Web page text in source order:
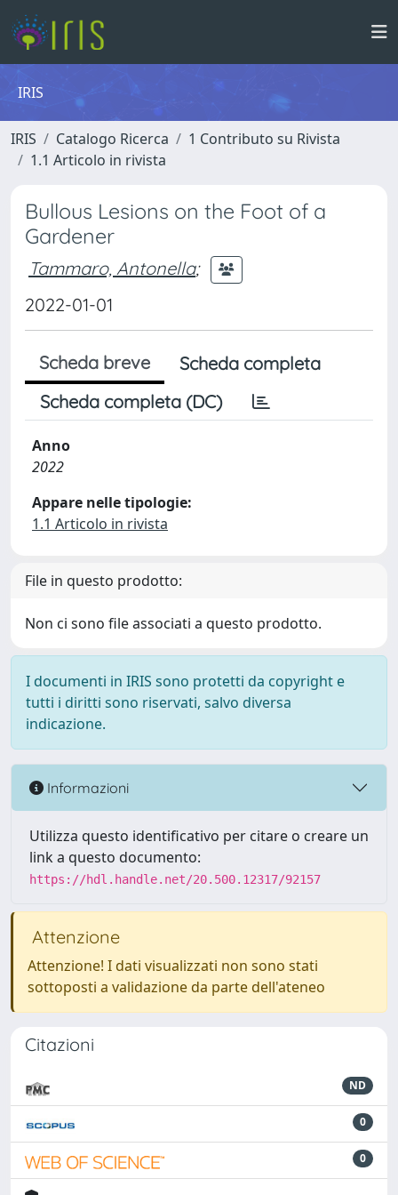
IRIS
IRIS Catalogo Ricerca
1 Contributo su Rivista
1.1 Articolo in rivista
Bullous Lesions on the Foot of a
Gardener
Tammaro, Antonella;
2022-01-01
Scheda breve
Scheda completa
Scheda completa (DC)
Anno
2022
Appare nelle tipologie:
1.1 Articolo in rivista
File in questo prodotto:
Non ci sono file associati a questo prodotto.
I documenti in IRIS sono protetti da copyright e
tutti i diritti sono riservati, salvo diversa
indicazione.
Informazioni
Utilizza questo identificativo per citare o creare un
link a questo documento:
https://hdl.handle.net/20.500.12317/92157
Attenzione
Attenzione! I dati visualizzati non sono stati
sottoposti a validazione da parte dell'ateneo
Citazioni
ND
0
0